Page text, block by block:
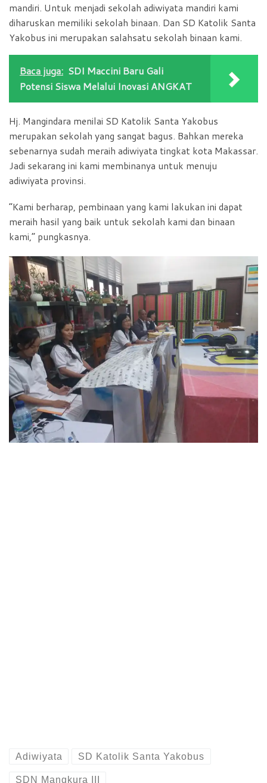
mandiri. Untuk menjadi sekolah adiwiyata mandiri kami
diharuskan memiliki sekolah binaan. Dan SD Katolik Santa
Yakobus ini merupakan salahsatu sekolah binaan kami.
Baca juga: SDI Maccini Baru Gali
Potensi Siswa Melalui Inovasi ANGKAT
Hj. Mangindara menilai SD Katolik Santa Yakobus
merupakan sekolah yang sangat bagus. Bahkan mereka
sebenarnya sudah meraih adiwiyata tingkat kota Makassar.
Jadi sekarang ini kami membinanya untuk menuju
adiwiyata provinsi.
“Kami berharap, pembinaan yang kami lakukan ini dapat
meraih hasil yang baik untuk sekolah kami dan binaan
kami,” pungkasnya.
Adiwiyata SD Katolik Santa Yakobus
SDN Mangkura III